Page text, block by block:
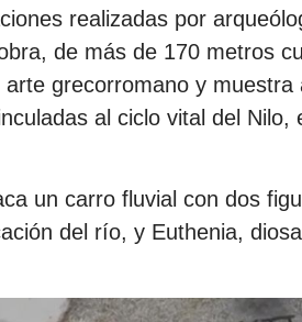
realizadas por
de más de 170 metros
grecorromano y
al ciclo vital del Nilo,
un carro fluvial con dos
del río, y Euthenia,